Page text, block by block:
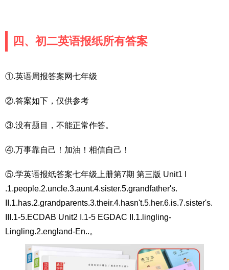
四、初二英语报纸所有答案
①.英语周报答案网七年级
②.答案如下，仅供参考
③.没有题目，不能正常作答。
④.万事靠自己！加油！相信自己！
⑤.学英语报纸答案七年级上册第7期 第三版 Unit1 I
.1.people.2.uncle.3.aunt.4.sister.5.grandfather's.
II.1.has.2.grandparents.3.their.4.hasn't.5.her.6.is.7.sister's.
III.1-5.ECDAB Unit2 I.1-5 EGDAC II.1.lingling-
Lingling.2.england-En..。